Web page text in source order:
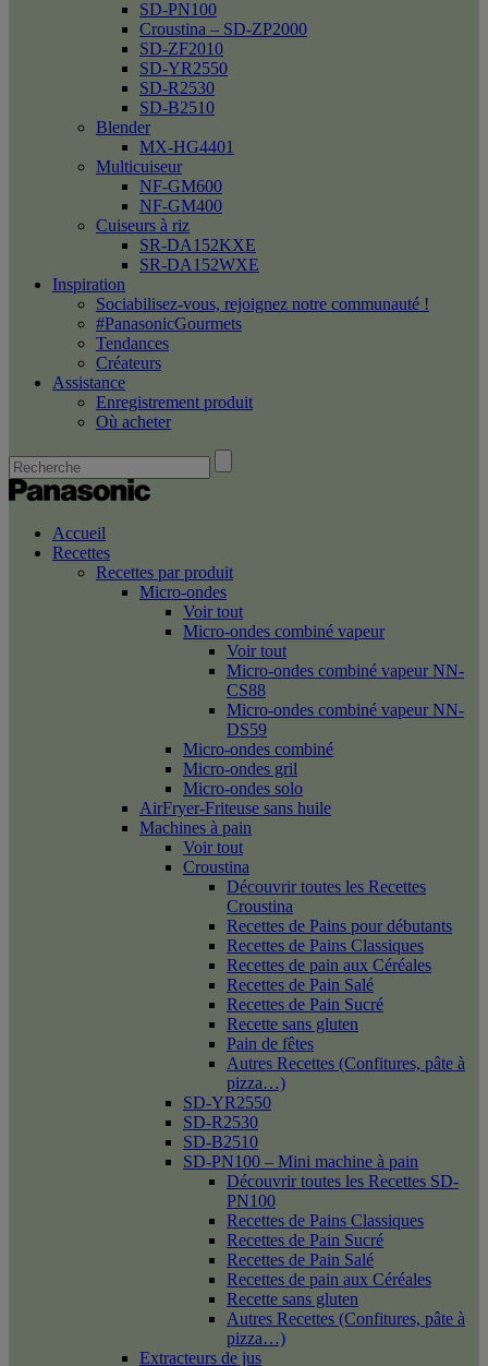
SD-PN100
Croustina – SD-ZP2000
SD-ZF2010
SD-YR2550
SD-R2530
SD-B2510
Blender
MX-HG4401
Multicuiseur
NF-GM600
NF-GM400
Cuiseurs à riz
SR-DA152KXE
SR-DA152WXE
Inspiration
Sociabilisez-vous, rejoignez notre communauté !
#PanasonicGourmets
Tendances
Créateurs
Assistance
Enregistrement produit
Où acheter
Accueil
Recettes
Recettes par produit
Micro-ondes
Voir tout
Micro-ondes combiné vapeur
Voir tout
Micro-ondes combiné vapeur NN-
CS88
Micro-ondes combiné vapeur NN-
DS59
Micro-ondes combiné
Micro-ondes gril
Micro-ondes solo
AirFryer-Friteuse sans huile
Machines à pain
Voir tout
Croustina
Découvrir toutes les Recettes
Croustina
Recettes de Pains pour débutants
Recettes de Pains Classiques
Recettes de pain aux Céréales
Recettes de Pain Salé
Recettes de Pain Sucré
Recette sans gluten
Pain de fêtes
Autres Recettes (Confitures, pâte à
pizza…)
SD-YR2550
SD-R2530
SD-B2510
SD-PN100 – Mini machine à pain
Découvrir toutes les Recettes SD-
PN100
Recettes de Pains Classiques
Recettes de Pain Sucré
Recettes de Pain Salé
Recettes de pain aux Céréales
Recette sans gluten
Autres Recettes (Confitures, pâte à
pizza…)
Extracteurs de jus